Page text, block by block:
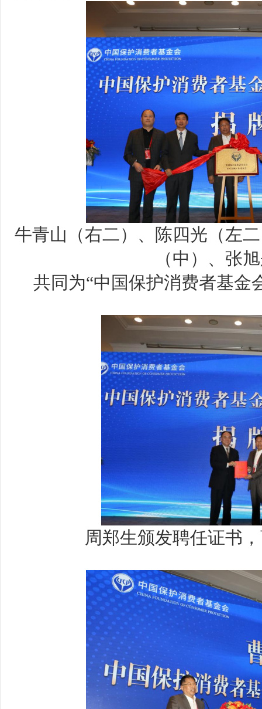
牛青山（右二）、陈四光（左
（中）、张
共同为“中国保护消费者基金
周郑生颁发聘任证书